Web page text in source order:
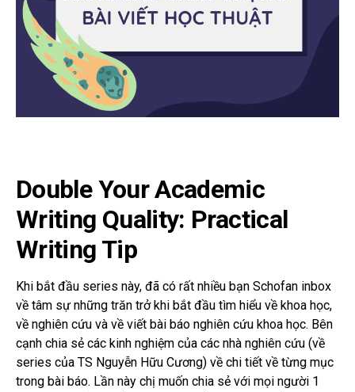
Double Your Academic
Writing Quality: Practical
Writing Tip
Khi bắt đầu series này, đã có rất nhiều bạn Schofan inbox
về tâm sự những trăn trở khi bắt đầu tìm hiểu về khoa học,
về nghiên cứu và về viết bài báo nghiên cứu khoa học. Bên
cạnh chia sẻ các kinh nghiệm của các nhà nghiên cứu (về
series của TS Nguyễn Hữu Cương) về chi tiết về từng mục
trong bài báo. Lần này chị muốn chia sẻ với mọi người 1